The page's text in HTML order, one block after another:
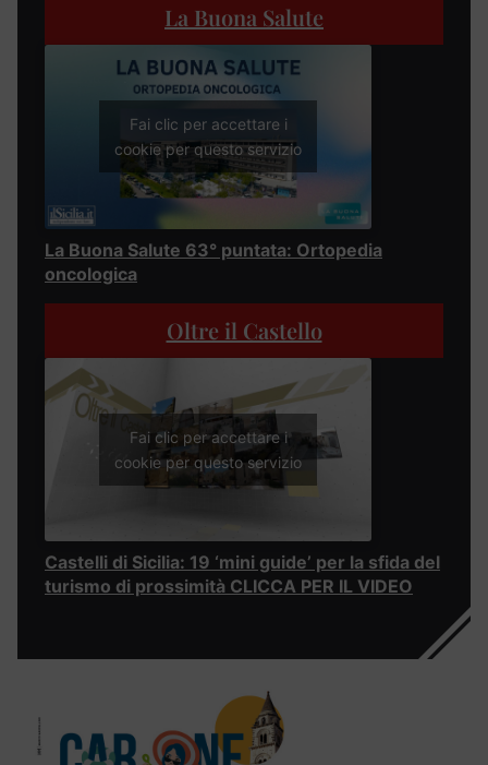
La Buona Salute
Fai clic per accettare i
cookie per questo servizio
La Buona Salute 63° puntata: Ortopedia
oncologica
Oltre il Castello
Fai clic per accettare i
cookie per questo servizio
Castelli di Sicilia: 19 ‘mini guide’ per la sfida del
turismo di prossimità CLICCA PER IL VIDEO